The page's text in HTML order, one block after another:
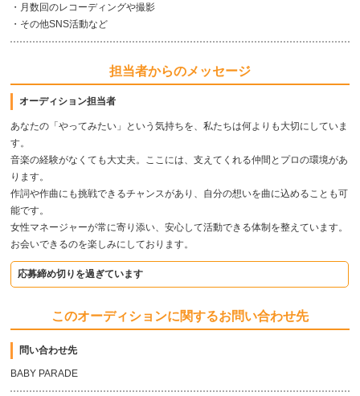
・月数回のレコーディングや撮影
・その他SNS活動など
担当者からのメッセージ
オーディション担当者
あなたの「やってみたい」という気持ちを、私たちは何よりも大切にしていま
す。
音楽の経験がなくても大丈夫。ここには、支えてくれる仲間とプロの環境があ
ります。
作詞や作曲にも挑戦できるチャンスがあり、自分の想いを曲に込めることも可
能です。
女性マネージャーが常に寄り添い、安心して活動できる体制を整えています。
お会いできるのを楽しみにしております。
応募締め切りを過ぎています
このオーディションに関するお問い合わせ先
問い合わせ先
BABY PARADE